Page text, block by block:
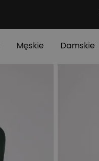
Męskie Damskie